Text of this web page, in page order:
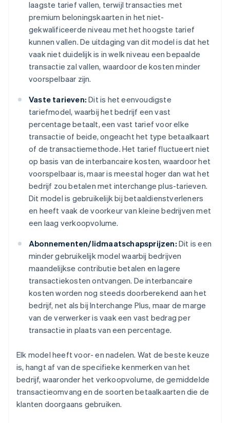
laagste tarief vallen, terwijl transacties met
premium beloningskaarten in het niet-
gekwalificeerde niveau met het hoogste tarief
kunnen vallen. De uitdaging van dit model is dat het
vaak niet duidelijk is in welk niveau een bepaalde
transactie zal vallen, waardoor de kosten minder
voorspelbaar zijn.
Vaste tarieven: Dit is het eenvoudigste
tariefmodel, waarbij het bedrijf een vast
percentage betaalt, een vast tarief voor elke
transactie of beide, ongeacht het type betaalkaart
of de transactiemethode. Het tarief fluctueert niet
op basis van de interbancaire kosten, waardoor het
voorspelbaar is, maar is meestal hoger dan wat het
bedrijf zou betalen met interchange plus-tarieven.
Dit model is gebruikelijk bij betaaldienstverleners
en heeft vaak de voorkeur van kleine bedrijven met
een laag verkoopvolume.
Abonnementen/lidmaatschapsprijzen: Dit is een
minder gebruikelijk model waarbij bedrijven
maandelijkse contributie betalen en lagere
transactiekosten ontvangen. De interbancaire
kosten worden nog steeds doorberekend aan het
bedrijf, net als bij Interchange Plus, maar de marge
van de verwerker is vaak een vast bedrag per
transactie in plaats van een percentage.
Elk model heeft voor- en nadelen. Wat de beste keuze
is, hangt af van de specifieke kenmerken van het
bedrijf, waaronder het verkoopvolume, de gemiddelde
transactieomvang en de soorten betaalkaarten die de
klanten doorgaans gebruiken.